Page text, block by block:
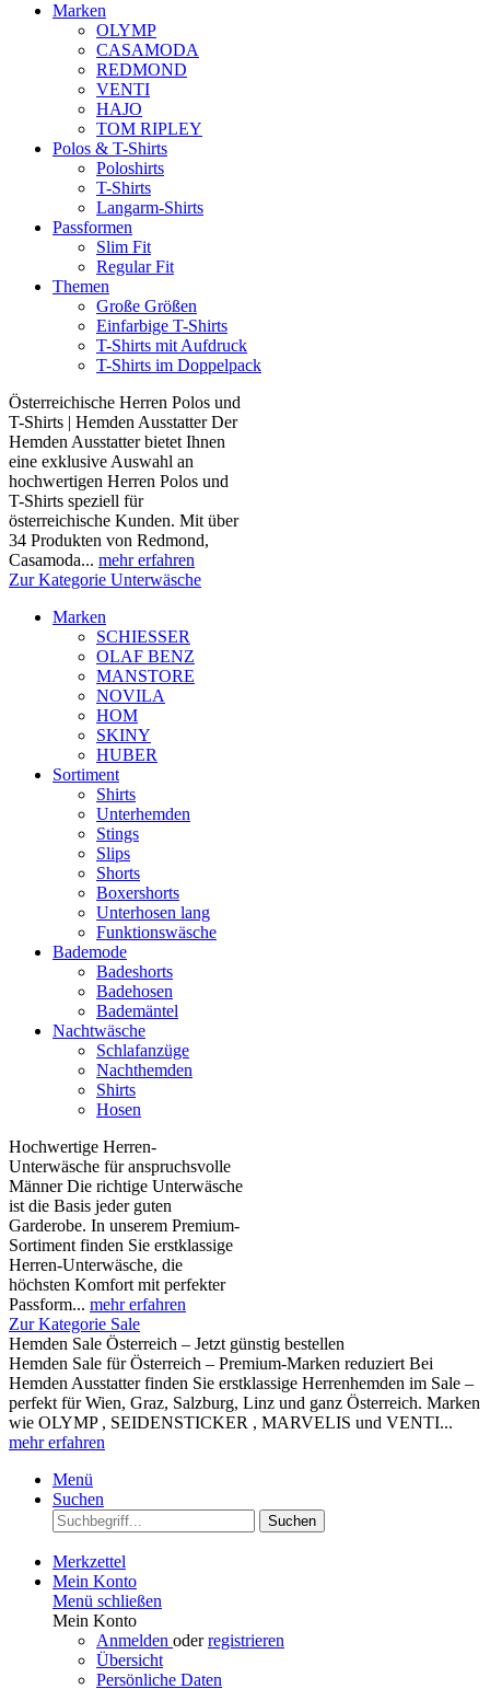
Marken
OLYMP
CASAMODA
REDMOND
VENTI
HAJO
TOM RIPLEY
Polos & T-Shirts
Poloshirts
T-Shirts
Langarm-Shirts
Passformen
Slim Fit
Regular Fit
Themen
Große Größen
Einfarbige T-Shirts
T-Shirts mit Aufdruck
T-Shirts im Doppelpack
Österreichische Herren Polos und
T-Shirts | Hemden Ausstatter Der
Hemden Ausstatter bietet Ihnen
eine exklusive Auswahl an
hochwertigen Herren Polos und
T-Shirts speziell für
österreichische Kunden. Mit über
34 Produkten von Redmond,
Casamoda... mehr erfahren
Zur Kategorie Unterwäsche
Marken
SCHIESSER
OLAF BENZ
MANSTORE
NOVILA
HOM
SKINY
HUBER
Sortiment
Shirts
Unterhemden
Stings
Slips
Shorts
Boxershorts
Unterhosen lang
Funktionswäsche
Bademode
Badeshorts
Badehosen
Bademäntel
Nachtwäsche
Schlafanzüge
Nachthemden
Shirts
Hosen
Hochwertige Herren-
Unterwäsche für anspruchsvolle
Männer Die richtige Unterwäsche
ist die Basis jeder guten
Garderobe. In unserem Premium-
Sortiment finden Sie erstklassige
Herren-Unterwäsche, die
höchsten Komfort mit perfekter
Passform... mehr erfahren
Zur Kategorie Sale
Hemden Sale Österreich – Jetzt günstig bestellen
Hemden Sale für Österreich – Premium-Marken reduziert Bei
Hemden Ausstatter finden Sie erstklassige Herrenhemden im Sale –
perfekt für Wien, Graz, Salzburg, Linz und ganz Österreich. Marken
wie OLYMP , SEIDENSTICKER , MARVELIS und VENTI...
mehr erfahren
Menü
Suchen
Suchen
Merkzettel
Mein Konto
Menü schließen
Mein Konto
Anmelden oderregistrieren
Übersicht
Persönliche Daten